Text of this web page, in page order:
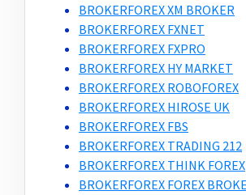
BROKERFOREX XM BROKER
BROKERFOREX FXNET
BROKERFOREX FXPRO
BROKERFOREX HY MARKET
BROKERFOREX ROBOFOREX
BROKERFOREX HIROSE UK
BROKERFOREX FBS
BROKERFOREX TRADING 212
BROKERFOREX THINK FOREX
BROKERFOREX FOREX